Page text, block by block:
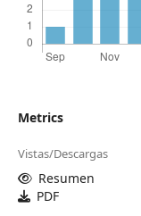
Metrics
Vistas/Descargas
Resumen
PDF